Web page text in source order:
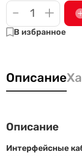
- +
В избранное
Описание
Описание
Интерфейсные